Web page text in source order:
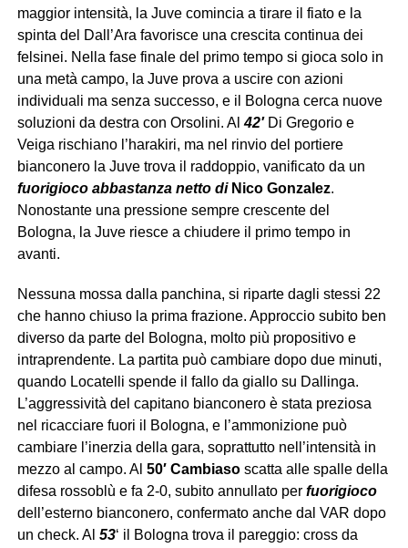
maggior intensità, la Juve comincia a tirare il fiato e la
spinta del Dall’Ara favorisce una crescita continua dei
felsinei. Nella fase finale del primo tempo si gioca solo in
una metà campo, la Juve prova a uscire con azioni
individuali ma senza successo, e il Bologna cerca nuove
soluzioni da destra con Orsolini. Al42′Di Gregorio e
Veiga rischiano l’harakiri, ma nel rinvio del portiere
bianconero la Juve trova il raddoppio, vanificato da un
fuorigioco abbastanza netto di Nico Gonzalez.
Nonostante una pressione sempre crescente del
Bologna, la Juve riesce a chiudere il primo tempo in
avanti.
Nessuna mossa dalla panchina, si riparte dagli stessi 22
che hanno chiuso la prima frazione. Approccio subito ben
diverso da parte del Bologna, molto più propositivo e
intraprendente. La partita può cambiare dopo due minuti,
quando Locatelli spende il fallo da giallo su Dallinga.
L’aggressività del capitano bianconero è stata preziosa
nel ricacciare fuori il Bologna, e l’ammonizione può
cambiare l’inerzia della gara, soprattutto nell’intensità in
mezzo al campo. Al 50′ Cambiasoscatta alle spalle della
difesa rossoblù e fa 2-0, subito annullato per fuorigioco
dell’esterno bianconero, confermato anche dal VAR dopo
un check. Al 53‘ il Bologna trova il pareggio: cross da